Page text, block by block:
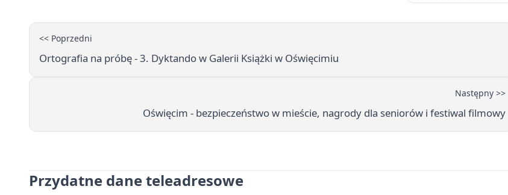
<< Poprzedni
Ortografia na próbę - 3. Dyktando w Galerii Książki w Oświęcimiu
Następny >>
Oświęcim - bezpieczeństwo w mieście, nagrody dla seniorów i festiwal filmowy
Przydatne dane teleadresowe